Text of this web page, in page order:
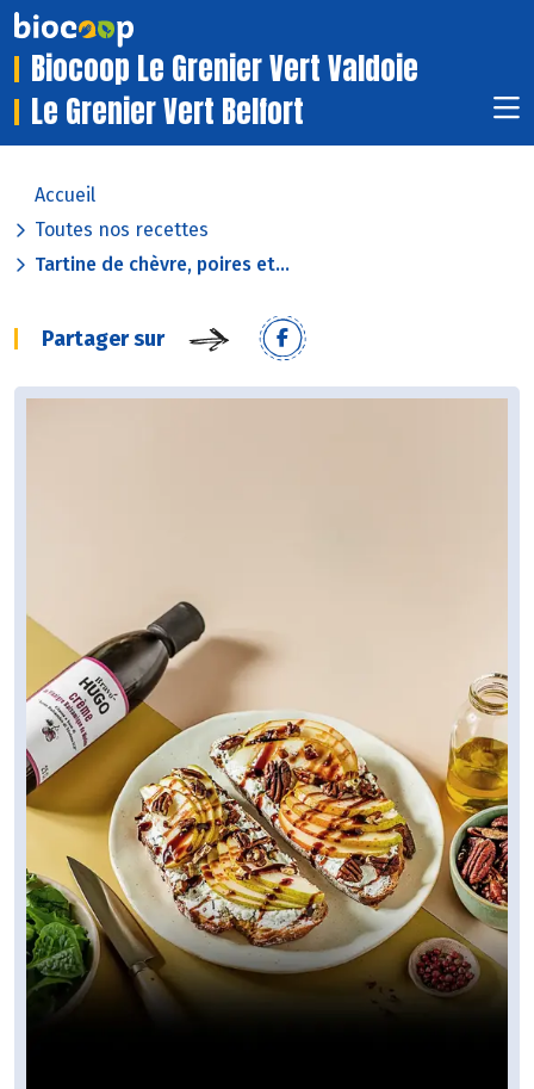
Biocoop Le Grenier Vert Valdoie
Le Grenier Vert Belfort
Accueil
Toutes nos recettes
Tartine de chèvre, poires et...
Partager sur